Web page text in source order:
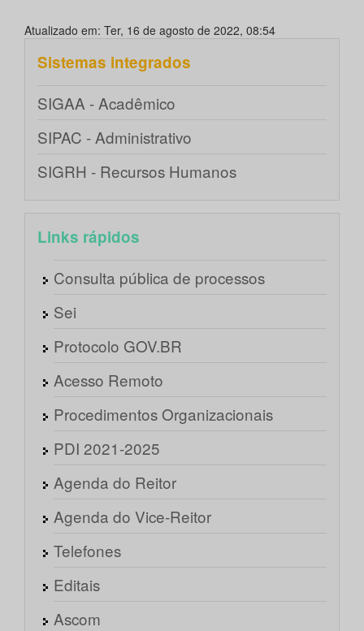
Atualizado em: Ter, 16 de agosto de 2022, 08:54
Sistemas integrados
SIGAA - Acadêmico
SIPAC - Administrativo
SIGRH - Recursos Humanos
Links rápidos
Consulta pública de processos
Sei
Protocolo GOV.BR
Acesso Remoto
Procedimentos Organizacionais
PDI 2021-2025
Agenda do Reitor
Agenda do Vice-Reitor
Telefones
Editais
Ascom